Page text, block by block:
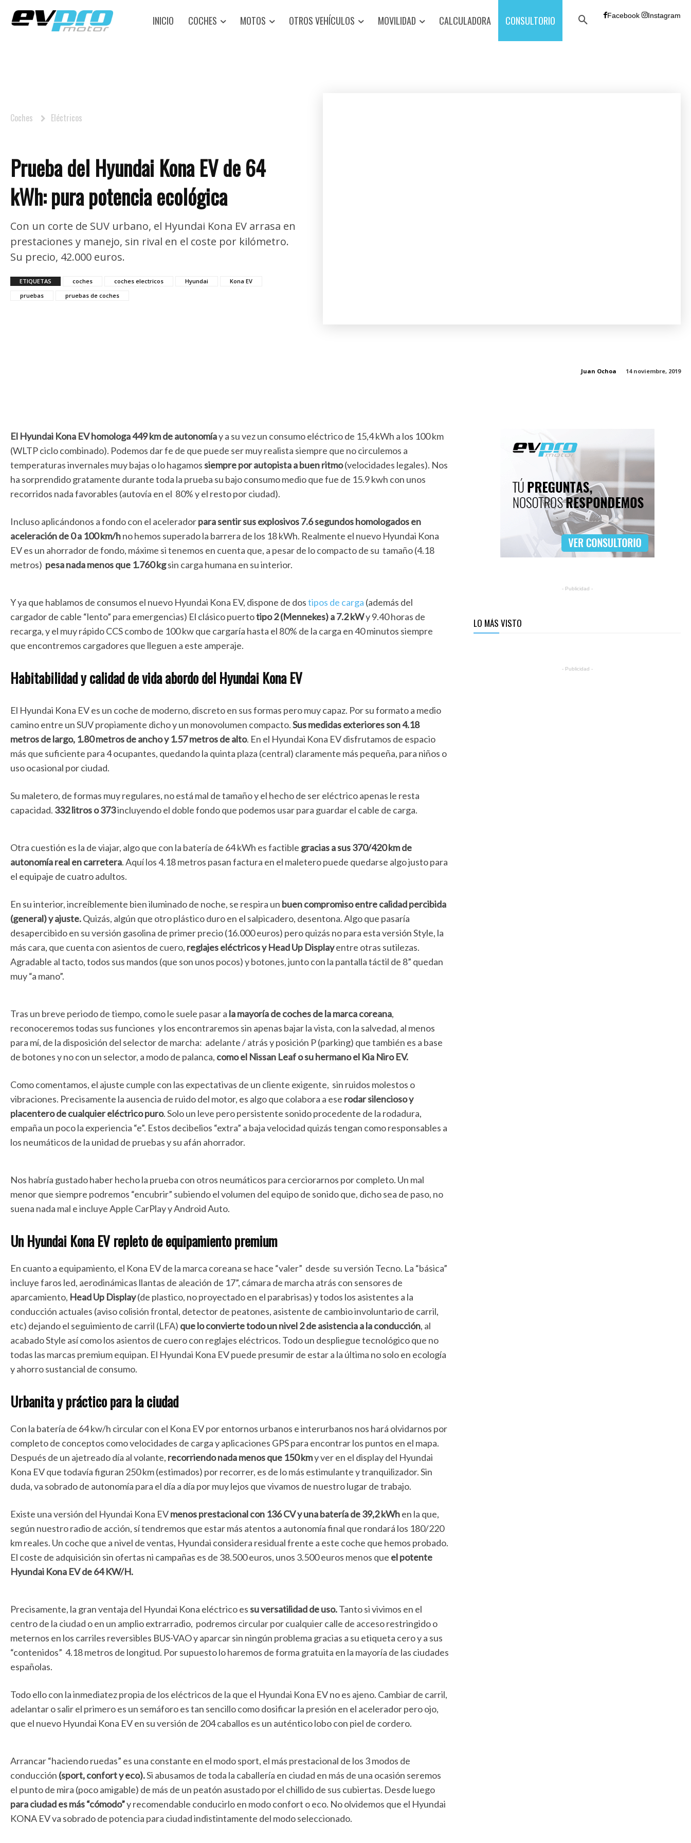
Facebook Instagram
INICIO COCHES MOTOS OTROS VEHÍCULOS MOVILIDAD CALCULADORA CONSULTORIO
Coches Eléctricos
Prueba del Hyundai Kona EV de 64
kWh: pura potencia ecológica
Con un corte de SUV urbano, el Hyundai Kona EV arrasa en
prestaciones y manejo, sin rival en el coste por kilómetro.
Su precio, 42.000 euros.
ETIQUETAS coches coches electricos Hyundai
Kona EV
pruebas
pruebas de coches
14 noviembre, 2019
Juan Ochoa
El Hyundai Kona EV homologa 449 km de autonomíay a su vez un consumo eléctrico de 15,4 kWh a los 100 km
(WLTP ciclo combinado). Podemos dar fe de que puede ser muy realista siempre que no circulemos a
temperaturas invernales muy bajas o lo hagamossiempre por autopista a buen ritmo(velocidades legales). Nos
ha sorprendido gratamente durante toda la prueba su bajo consumo medio que fue de 15.9 kwh con unos
recorridos nada favorables (autovía en el 80% y el resto por ciudad).
Incluso aplicándonos a fondo con el aceleradorpara sentir sus explosivos 7.6 segundos homologados en
aceleración de 0 a 100 km/hno hemos superado la barrera de los 18 kWh. Realmente el nuevo Hyundai Kona
EV es un ahorrador de fondo, máxime si tenemos en cuenta que, a pesar de lo compacto de su tamaño (4.18
metros) pesa nada menos que 1.760 kgsin carga humana en su interior.
Y ya que hablamos de consumos el nuevo Hyundai Kona EV, dispone de dostipos de carga (además del
cargador de cable “lento” para emergencias) El clásico puertotipo 2 (Mennekes) a 7.2 kWy 9.40 horas de
recarga, y el muy rápido CCS combo de 100 kw que cargaría hasta el 80% de la carga en 40 minutos siempre
que encontremos cargadores que lleguen a este amperaje.
Habitabilidad y calidad de vida abordo del Hyundai Kona EV
El Hyundai Kona EV es un coche de moderno, discreto en sus formas pero muy capaz. Por su formato a medio
camino entre un SUV propiamente dicho y un monovolumen compacto.Sus medidas exteriores son 4.18
metros de largo, 1.80 metros de ancho y 1.57 metros de alto. En el Hyundai Kona EV disfrutamos de espacio
más que suficiente para 4 ocupantes, quedando la quinta plaza (central) claramente más pequeña, para niños o
uso ocasional por ciudad.
Su maletero, de formas muy regulares, no está mal de tamaño y el hecho de ser eléctrico apenas le resta
capacidad. 332 litros o 373incluyendo el doble fondo que podemos usar para guardar el cable de carga.
Otra cuestión es la de viajar, algo que con la batería de 64 kWh es factible gracias a sus 370/420 km de
autonomía real en carretera. Aquí los 4.18 metros pasan factura en el maletero puede quedarse algo justo para
el equipaje de cuatro adultos.
En su interior, increíblemente bien iluminado de noche, se respira un buen compromiso entre calidad percibida
(general) y ajuste.Quizás, algún que otro plástico duro en el salpicadero, desentona. Algo que pasaría
desapercibido en su versión gasolina de primer precio (16.000 euros) pero quizás no para esta versión Style, la
más cara, que cuenta con asientos de cuero, reglajes eléctricos y Head Up Displayentre otras sutilezas.
Agradable al tacto, todos sus mandos (que son unos pocos) y botones, junto con la pantalla táctil de 8” quedan
muy “a mano”.
Tras un breve periodo de tiempo, como le suele pasar a la mayoría de coches de la marca coreana,
reconoceremos todas sus funciones y los encontraremos sin apenas bajar la vista, con la salvedad, al menos
para mí, de la disposición del selector de marcha: adelante / atrás y posición P (parking) que también es a base
de botones y no con un selector, a modo de palanca, como el Nissan Leaf o su hermano el Kia Niro EV.
Como comentamos, el ajuste cumple con las expectativas de un cliente exigente, sin ruidos molestos o
vibraciones. Precisamente la ausencia de ruido del motor, es algo que colabora a ese rodar silencioso y
placentero de cualquier eléctrico puro. Solo un leve pero persistente sonido procedente de la rodadura,
empaña un poco la experiencia “e”. Estos decibelios “extra” a baja velocidad quizás tengan como responsables a
los neumáticos de la unidad de pruebas y su afán ahorrador.
Nos habría gustado haber hecho la prueba con otros neumáticos para cerciorarnos por completo. Un mal
menor que siempre podremos “encubrir” subiendo el volumen del equipo de sonido que, dicho sea de paso, no
suena nada mal e incluye Apple CarPlay y Android Auto.
Un Hyundai Kona EV repleto de equipamiento premium
En cuanto a equipamiento, el Kona EV de la marca coreana se hace “valer” desde su versión Tecno. La “básica”
incluye faros led, aerodinámicas llantas de aleación de 17”, cámara de marcha atrás con sensores de
aparcamiento, Head Up Display(de plastico, no proyectado en el parabrisas) y todos los asistentes a la
conducción actuales (aviso colisión frontal, detector de peatones, asistente de cambio involuntario de carril,
etc) dejando el seguimiento de carril (LFA) que lo convierte todo un nivel 2 de asistencia a la conducción, al
acabado Style así como los asientos de cuero con reglajes eléctricos. Todo un despliegue tecnológico que no
todas las marcas premium equipan. El Hyundai Kona EV puede presumir de estar a la última no solo en ecología
y ahorro sustancial de consumo.
Urbanita y práctico para la ciudad
Con la batería de 64 kw/h circular con el Kona EV por entornos urbanos e interurbanos nos hará olvidarnos por
completo de conceptos como velocidades de carga y aplicaciones GPS para encontrar los puntos en el mapa.
Después de un ajetreado día al volante, recorriendo nada menos que 150 kmy ver en el display del Hyundai
Kona EV que todavía figuran 250 km (estimados) por recorrer, es de lo más estimulante y tranquilizador. Sin
duda, va sobrado de autonomía para el día a día por muy lejos que vivamos de nuestro lugar de trabajo.
Existe una versión del Hyundai Kona EVmenos prestacional con 136 CV y una batería de 39,2 kWhen la que,
según nuestro radio de acción, sí tendremos que estar más atentos a autonomía final que rondará los 180/220
km reales. Un coche que a nivel de ventas, Hyundai considera residual frente a este coche que hemos probado.
El coste de adquisición sin ofertas ni campañas es de 38.500 euros, unos 3.500 euros menos que el potente
Hyundai Kona EV de 64 KW/H.
Precisamente, la gran ventaja del Hyundai Kona eléctrico essu versatilidad de uso.Tanto si vivimos en el
centro de la ciudad o en un amplio extrarradio, podremos circular por cualquier calle de acceso restringido o
meternos en los carriles reversibles BUS-VAO y aparcar sin ningún problema gracias a su etiqueta cero y a sus
“contenidos” 4.18 metros de longitud. Por supuesto lo haremos de forma gratuita en la mayoría de las ciudades
españolas.
Todo ello con la inmediatez propia de los eléctricos de la que el Hyundai Kona EV no es ajeno. Cambiar de carril,
adelantar o salir el primero es un semáforo es tan sencillo como dosificar la presión en el acelerador pero ojo,
que el nuevo Hyundai Kona EV en su versión de 204 caballos es un auténtico lobo con piel de cordero.
Arrancar “haciendo ruedas” es una constante en el modo sport, el más prestacional de los 3 modos de
conducción (sport, confort y eco).Si abusamos de toda la caballería en ciudad en más de una ocasión seremos
el punto de mira (poco amigable) de más de un peatón asustado por el chillido de sus cubiertas. Desde luego
para ciudad es más “cómodo”y recomendable conducirlo en modo confort o eco. No olvidemos que el Hyundai
KONA EV va sobrado de potencia para ciudad indistintamente del modo seleccionado.
- Publicidad -
LO MÁS VISTO
- Publicidad -